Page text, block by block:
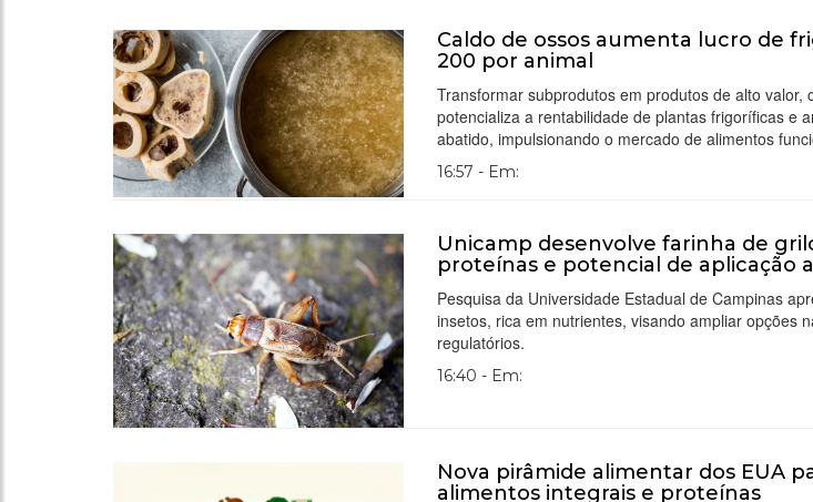
Caldo de ossos aumenta lucro de
200 por animal
Transformar subprodutos em produtos de alto valor,
potencializa a rentabilidade de plantas frigoríficas e
abatido, impulsionando o mercado de alimentos
16:57 - Em:
Unicamp desenvolve farinha de
proteínas e potencial de aplicação
Pesquisa da Universidade Estadual de Campinas
insetos, rica em nutrientes, visando ampliar opções
regulatórios.
16:40 - Em:
Nova pirâmide alimentar dos EUA
alimentos integrais e proteínas